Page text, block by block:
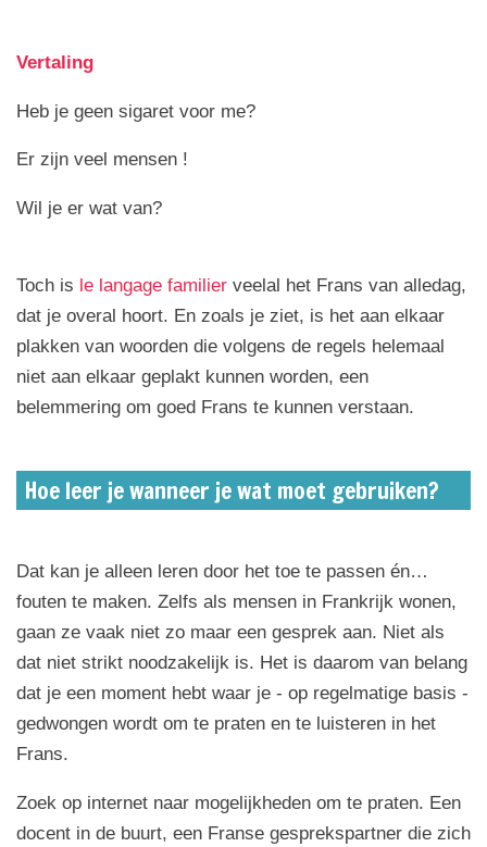
Vertaling
Heb je geen sigaret voor me?
Er zijn veel mensen !
Wil je er wat van?
Toch is le langage familier veelal het Frans van alledag,
dat je overal hoort. En zoals je ziet, is het aan elkaar
plakken van woorden die volgens de regels helemaal
niet aan elkaar geplakt kunnen worden, een
belemmering om goed Frans te kunnen verstaan.
Hoe leer je wanneer je wat moet gebruiken?
Dat kan je alleen leren door het toe te passen én…
fouten te maken. Zelfs als mensen in Frankrijk wonen,
gaan ze vaak niet zo maar een gesprek aan. Niet als
dat niet strikt noodzakelijk is. Het is daarom van belang
dat je een moment hebt waar je - op regelmatige basis -
gedwongen wordt om te praten en te luisteren in het
Frans.
Zoek op internet naar mogelijkheden om te praten. Een
docent in de buurt, een Franse gesprekspartner die zich